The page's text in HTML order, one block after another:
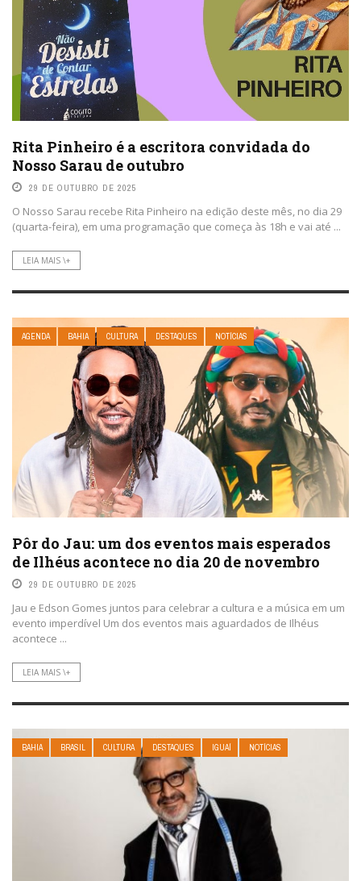
Rita Pinheiro é a escritora convidada do
Nosso Sarau de outubro
29 DE OUTUBRO DE 2025
O Nosso Sarau recebe Rita Pinheiro na edição deste mês, no dia 29
(quarta-feira), em uma programação que começa às 18h e vai até ...
LEIA MAIS \+
AGENDA BAHIA CULTURA DESTAQUES NOTÍCIAS
Pôr do Jau: um dos eventos mais esperados
de Ilhéus acontece no dia 20 de novembro
29 DE OUTUBRO DE 2025
Jau e Edson Gomes juntos para celebrar a cultura e a música em um
evento imperdível Um dos eventos mais aguardados de Ilhéus
acontece ...
LEIA MAIS \+
BAHIA BRASIL CULTURA DESTAQUES IGUAÍ NOTÍCIAS